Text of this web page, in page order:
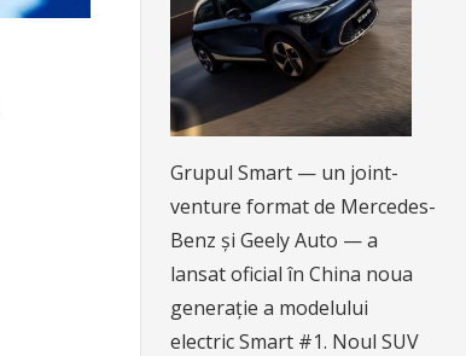
Grupul Smart — un joint-
venture format de Mercedes-
Benz și Geely Auto — a
lansat oficial în China noua
generație a modelului
electric Smart #1. Noul SUV